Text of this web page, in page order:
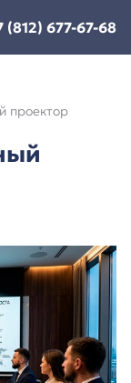
(812) 677-67-68
проектор